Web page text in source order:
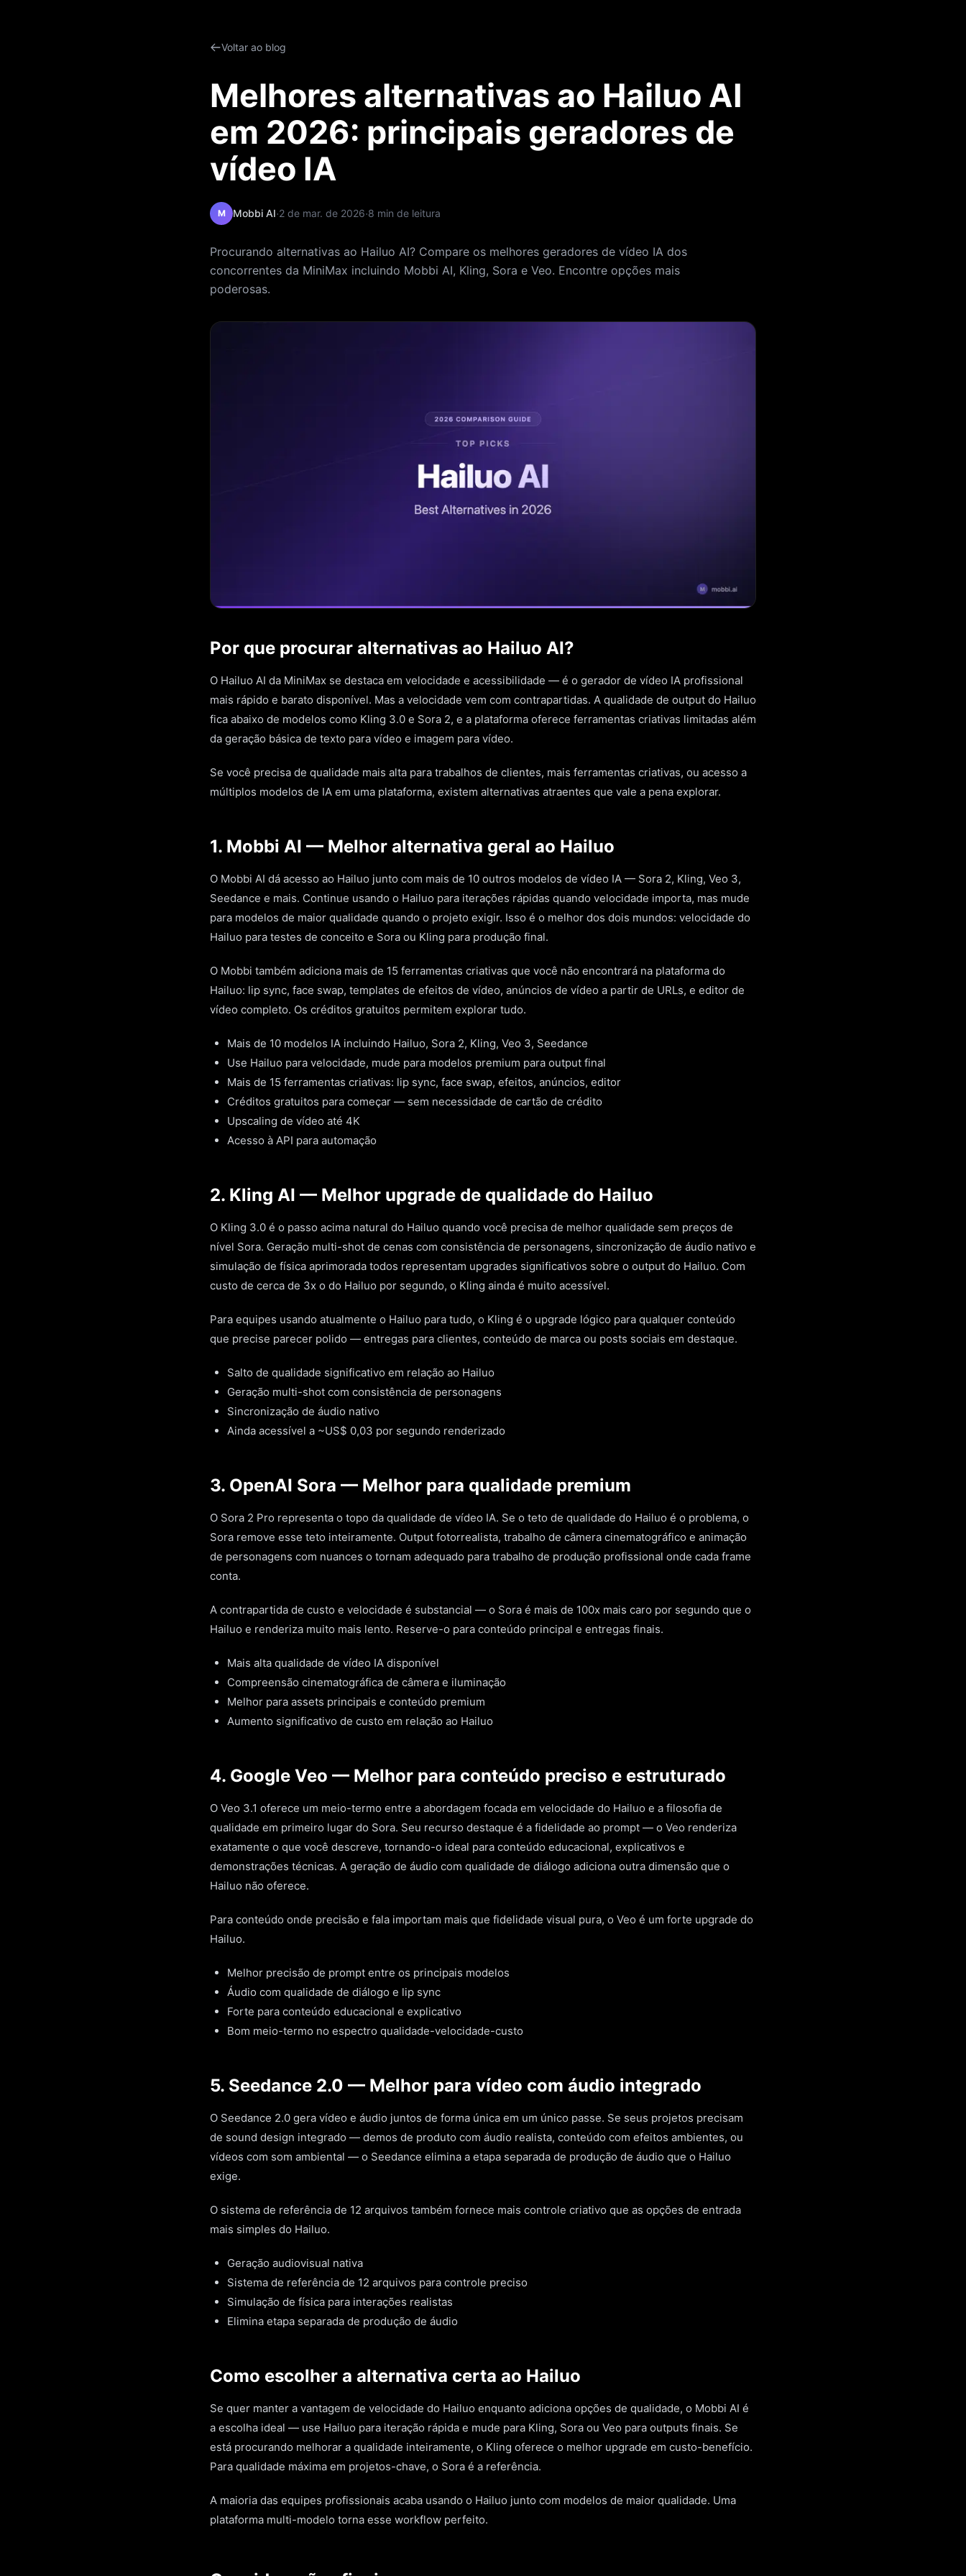
Voltar ao blog
Melhores alternativas ao Hailuo AI
em 2026: principais geradores de
vídeo IA
M Mobbi AI·2 de mar. de 2026·8 min de leitura
Procurando alternativas ao Hailuo AI? Compare os melhores geradores de vídeo IA dos
concorrentes da MiniMax incluindo Mobbi AI, Kling, Sora e Veo. Encontre opções mais
poderosas.
Por que procurar alternativas ao Hailuo AI?
O Hailuo AI da MiniMax se destaca em velocidade e acessibilidade — é o gerador de vídeo IA profissional
mais rápido e barato disponível. Mas a velocidade vem com contrapartidas. A qualidade de output do Hailuo
fica abaixo de modelos como Kling 3.0 e Sora 2, e a plataforma oferece ferramentas criativas limitadas além
da geração básica de texto para vídeo e imagem para vídeo.
Se você precisa de qualidade mais alta para trabalhos de clientes, mais ferramentas criativas, ou acesso a
múltiplos modelos de IA em uma plataforma, existem alternativas atraentes que vale a pena explorar.
1. Mobbi AI — Melhor alternativa geral ao Hailuo
O Mobbi AI dá acesso ao Hailuo junto com mais de 10 outros modelos de vídeo IA — Sora 2, Kling, Veo 3,
Seedance e mais. Continue usando o Hailuo para iterações rápidas quando velocidade importa, mas mude
para modelos de maior qualidade quando o projeto exigir. Isso é o melhor dos dois mundos: velocidade do
Hailuo para testes de conceito e Sora ou Kling para produção final.
O Mobbi também adiciona mais de 15 ferramentas criativas que você não encontrará na plataforma do
Hailuo: lip sync, face swap, templates de efeitos de vídeo, anúncios de vídeo a partir de URLs, e editor de
vídeo completo. Os créditos gratuitos permitem explorar tudo.
Mais de 10 modelos IA incluindo Hailuo, Sora 2, Kling, Veo 3, Seedance
Use Hailuo para velocidade, mude para modelos premium para output final
Mais de 15 ferramentas criativas: lip sync, face swap, efeitos, anúncios, editor
Créditos gratuitos para começar — sem necessidade de cartão de crédito
Upscaling de vídeo até 4K
Acesso à API para automação
2. Kling AI — Melhor upgrade de qualidade do Hailuo
O Kling 3.0 é o passo acima natural do Hailuo quando você precisa de melhor qualidade sem preços de
nível Sora. Geração multi-shot de cenas com consistência de personagens, sincronização de áudio nativo e
simulação de física aprimorada todos representam upgrades significativos sobre o output do Hailuo. Com
custo de cerca de 3x o do Hailuo por segundo, o Kling ainda é muito acessível.
Para equipes usando atualmente o Hailuo para tudo, o Kling é o upgrade lógico para qualquer conteúdo
que precise parecer polido — entregas para clientes, conteúdo de marca ou posts sociais em destaque.
Salto de qualidade significativo em relação ao Hailuo
Geração multi-shot com consistência de personagens
Sincronização de áudio nativo
Ainda acessível a ~US$ 0,03 por segundo renderizado
3. OpenAI Sora — Melhor para qualidade premium
O Sora 2 Pro representa o topo da qualidade de vídeo IA. Se o teto de qualidade do Hailuo é o problema, o
Sora remove esse teto inteiramente. Output fotorrealista, trabalho de câmera cinematográfico e animação
de personagens com nuances o tornam adequado para trabalho de produção profissional onde cada frame
conta.
A contrapartida de custo e velocidade é substancial — o Sora é mais de 100x mais caro por segundo que o
Hailuo e renderiza muito mais lento. Reserve-o para conteúdo principal e entregas finais.
Mais alta qualidade de vídeo IA disponível
Compreensão cinematográfica de câmera e iluminação
Melhor para assets principais e conteúdo premium
Aumento significativo de custo em relação ao Hailuo
4. Google Veo — Melhor para conteúdo preciso e estruturado
O Veo 3.1 oferece um meio-termo entre a abordagem focada em velocidade do Hailuo e a filosofia de
qualidade em primeiro lugar do Sora. Seu recurso destaque é a fidelidade ao prompt — o Veo renderiza
exatamente o que você descreve, tornando-o ideal para conteúdo educacional, explicativos e
demonstrações técnicas. A geração de áudio com qualidade de diálogo adiciona outra dimensão que o
Hailuo não oferece.
Para conteúdo onde precisão e fala importam mais que fidelidade visual pura, o Veo é um forte upgrade do
Hailuo.
Melhor precisão de prompt entre os principais modelos
Áudio com qualidade de diálogo e lip sync
Forte para conteúdo educacional e explicativo
Bom meio-termo no espectro qualidade-velocidade-custo
5. Seedance 2.0 — Melhor para vídeo com áudio integrado
O Seedance 2.0 gera vídeo e áudio juntos de forma única em um único passe. Se seus projetos precisam
de sound design integrado — demos de produto com áudio realista, conteúdo com efeitos ambientes, ou
vídeos com som ambiental — o Seedance elimina a etapa separada de produção de áudio que o Hailuo
exige.
O sistema de referência de 12 arquivos também fornece mais controle criativo que as opções de entrada
mais simples do Hailuo.
Geração audiovisual nativa
Sistema de referência de 12 arquivos para controle preciso
Simulação de física para interações realistas
Elimina etapa separada de produção de áudio
Como escolher a alternativa certa ao Hailuo
Se quer manter a vantagem de velocidade do Hailuo enquanto adiciona opções de qualidade, o Mobbi AI é
a escolha ideal — use Hailuo para iteração rápida e mude para Kling, Sora ou Veo para outputs finais. Se
está procurando melhorar a qualidade inteiramente, o Kling oferece o melhor upgrade em custo-benefício.
Para qualidade máxima em projetos-chave, o Sora é a referência.
A maioria das equipes profissionais acaba usando o Hailuo junto com modelos de maior qualidade. Uma
plataforma multi-modelo torna esse workflow perfeito.